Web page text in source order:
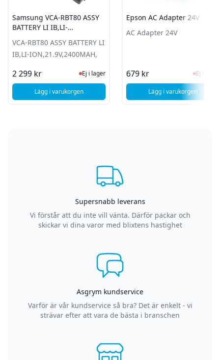
Samsung VCA-RBT80 ASSY
BATTERY LI IB,LI-
VCA-RBT80 ASSY BATTERY LI
IB,LI-ION,21.9V,2400MAH,
2 299 kr Ej i lager, besök produktsidan för
Ej i lager
Lägg i varukorgen, Samsung VCA-RBT80 ASSY BATTERY LI IB,LI-
Epson AC Adapter 24V
AC Adapter 24V
679 kr Ej i
Ej i lager
Lägg i varukorgen
, Epson AC
Supersnabb leverans
Vi förstår att du inte vill vänta. Därför packar och
skickar vi dina varor med blixtens hastighet
Asgrym kundservice
Varför är vår kundservice så bra? Det är enkelt - vi
strävar efter att vara de bästa i branschen